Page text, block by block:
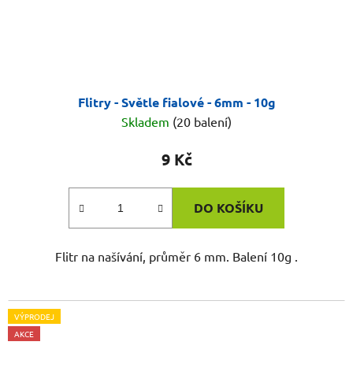
Flitry - Světle fialové - 6mm - 10g
Skladem (20 balení)
9 Kč
DO KOŠÍKU
Flitr na našívání, průměr 6 mm. Balení 10g .
VÝPRODEJ
AKCE